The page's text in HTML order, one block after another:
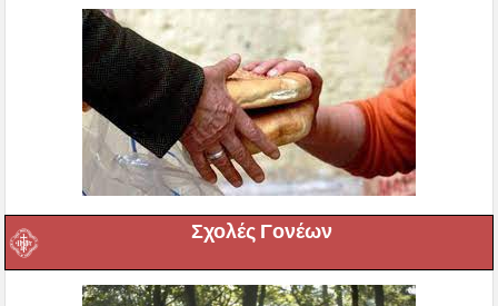
Σχολές Γονέων